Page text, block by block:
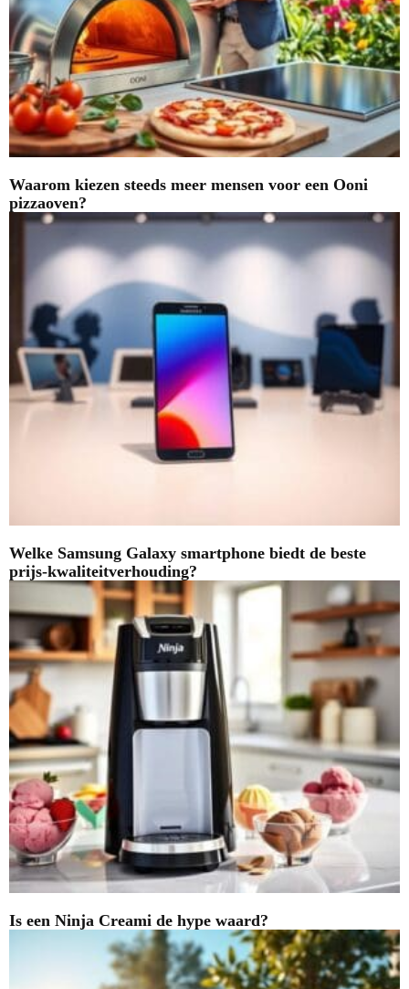
Waarom kiezen steeds meer mensen voor een Ooni
pizzaoven?
Welke Samsung Galaxy smartphone biedt de beste
prijs-kwaliteitverhouding?
Is een Ninja Creami de hype waard?